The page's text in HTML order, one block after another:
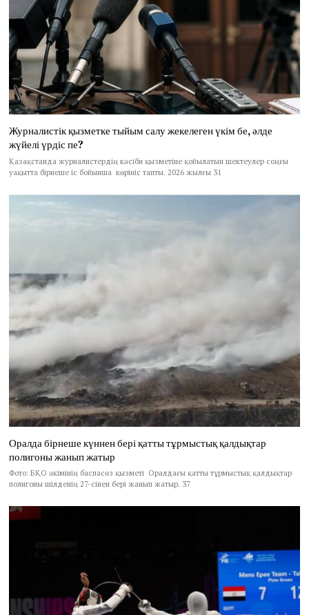
Журналистік қызметке тыйым салу жекелеген үкім бе, әлде
жүйелі үрдіс пе?
Қазақстанда журналистердің кәсіби қызметіне қойылатын шектеулер соңғы
уақытта бірнеше іс бойынша көрініс тапты. 2026 жылғы 31
Оралда бірнеше күннен бері қатты тұрмыстық қалдықтар
полигоны жанып жатыр
Фото: БҚО әкімінің баспасөз қызметі Оралдағы қатты тұрмыстық қалдықтар
полигоны шілденің 27-сінен бері жанып жатыр. 37